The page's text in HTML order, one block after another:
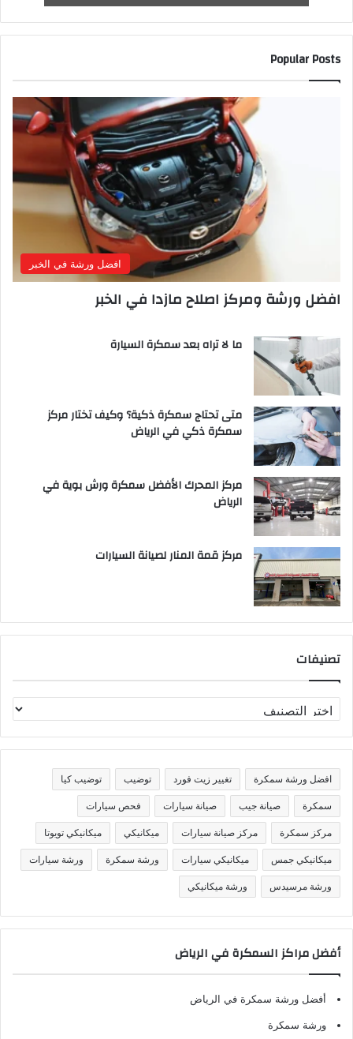
Popular Posts
افضل ورشة في الخبر
افضل ورشة ومركز اصلاح مازدا في الخبر
ما لا تراه بعد سمكرة السيارة
متى تحتاج سمكرة ذكية؟ وكيف تختار مركز
سمكرة ذكي في الرياض
مركز المحرك الأفضل سمكرة ورش بوية في
الرياض
مركز قمة المنار لصيانة السيارات
تصنيفات
ص
ن
ف
ا
افضل ورشة سمكرة تغيير زيت فورد توضيب توضيب كيا
سمكرة صيانة جيب صيانة سيارات فحص سيارات
مركز سمكرة مركز صيانة سيارات ميكانيكي ميكانيكي تويوتا
ميكانيكي جمس ميكانيكي سيارات ورشة سمكرة ورشة سيارات
ورشة مرسيدس ورشة ميكانيكي
أفضل مراكز السمكرة في الرياض
أفضل ورشة سمكرة في الرياض
ورشة سمكرة